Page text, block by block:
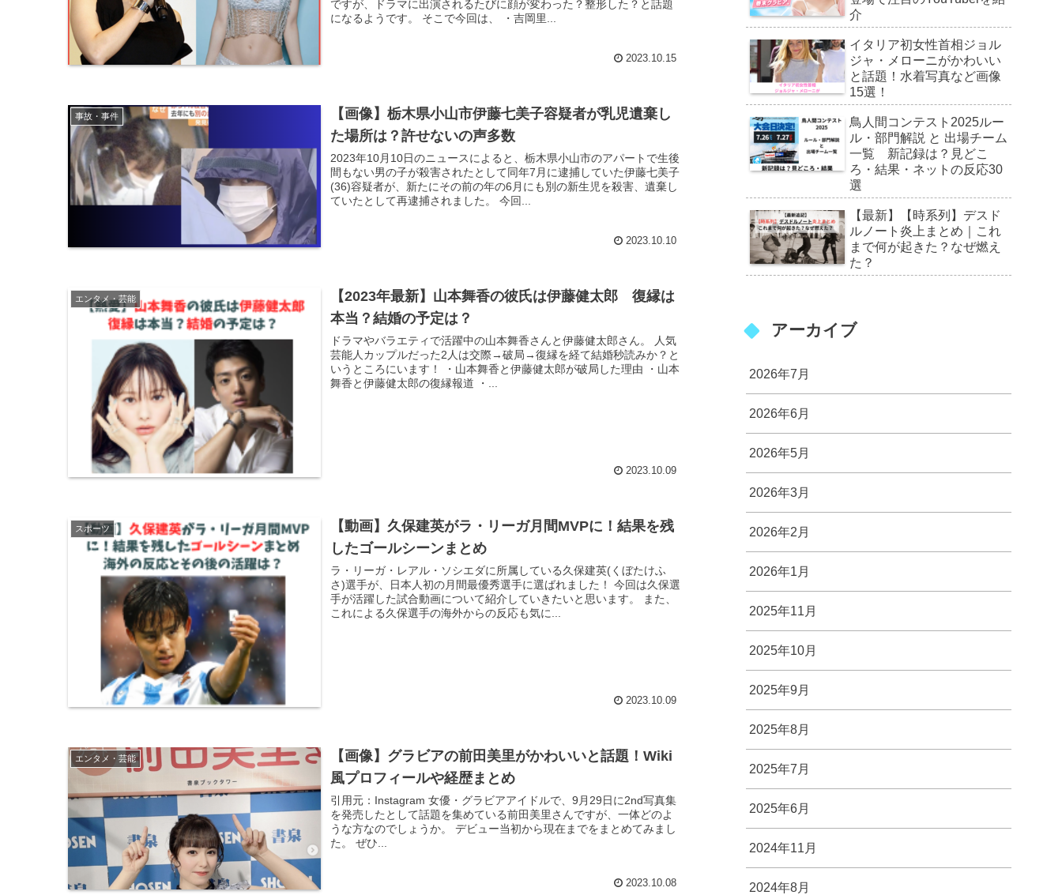
ですが、ドラマに出演されるたびに顔が変わった？整形した？と話題
になるようです。 そこで今回は、 ・吉岡里...
2023.10.15
事故・事件
【画像】栃木県小山市伊藤七美子容疑者が乳児遺棄し
た場所は？許せないの声多数
2023年10月10日のニュースによると、栃木県小山市のアパートで生後
間もない男の子が殺害されたとして同年7月に逮捕していた伊藤七美子
(36)容疑者が、新たにその前の年の6月にも別の新生児を殺害、遺棄し
ていたとして再逮捕されました。 今回...
2023.10.10
エンタメ・芸能
【2023年最新】山本舞香の彼氏は伊藤健太郎 復縁は
本当？結婚の予定は？
ドラマやバラエティで活躍中の山本舞香さんと伊藤健太郎さん。 人気
芸能人カップルだった2人は交際→破局→復縁を経て結婚秒読みか？と
いうところにいます！ ・山本舞香と伊藤健太郎が破局した理由 ・山本
舞香と伊藤健太郎の復縁報道 ・...
2023.10.09
スポーツ
【動画】久保建英がラ・リーガ月間MVPに！結果を残
したゴールシーンまとめ
ラ・リーガ・レアル・ソシエダに所属している久保建英(くぼたけふ
さ)選手が、日本人初の月間最優秀選手に選ばれました！ 今回は久保選
手が活躍した試合動画について紹介していきたいと思います。 また、
これによる久保選手の海外からの反応も気に...
2023.10.09
エンタメ・芸能
【画像】グラビアの前田美里がかわいいと話題！Wiki
風プロフィールや経歴まとめ
引用元：Instagram 女優・グラビアアイドルで、9月29日に2nd写真集
を発売したとして話題を集めている前田美里さんですが、一体どのよ
うな方なのでしょうか。 デビュー当初から現在までをまとめてみまし
た。 ぜひ...
2023.10.08
介
イタリア初女性首相ジョル
ジャ・メローニがかわいい
と話題！水着写真など画像
15選！
鳥人間コンテスト2025ルー
ル・部門解説 と 出場チーム
一覧 新記録は？見どこ
ろ・結果・ネットの反応30
選
【最新】【時系列】デスド
ルノート炎上まとめ｜これ
まで何が起きた？なぜ燃え
た？
アーカイブ
2026年7月
2026年6月
2026年5月
2026年3月
2026年2月
2026年1月
2025年11月
2025年10月
2025年9月
2025年8月
2025年7月
2025年6月
2024年11月
2024年8月